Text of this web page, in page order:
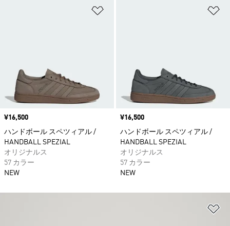
価格
¥16,500
ハンドボール スペツィアル /
HANDBALL SPEZIAL
オリジナルス
57 カラー
NEW
価格
¥16,500
ハンドボール スペツィアル /
HANDBALL SPEZIAL
オリジナルス
57 カラー
NEW